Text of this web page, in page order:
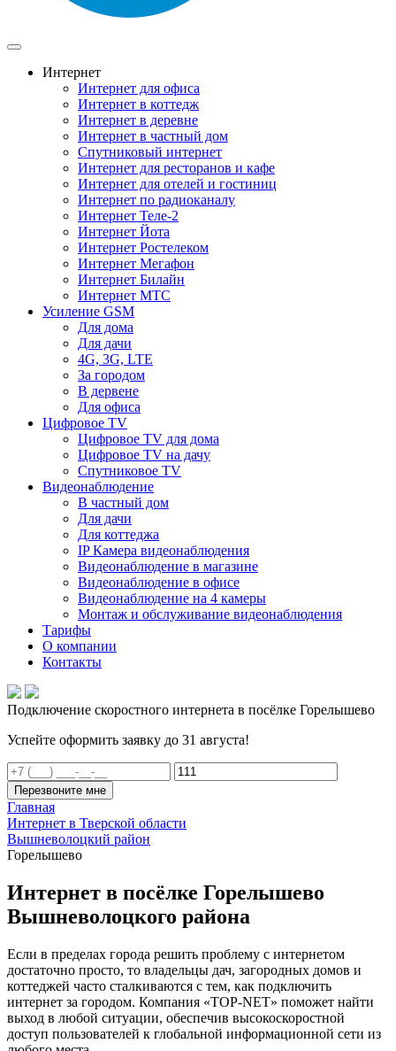
Интернет
Интернет для офиса
Интернет в коттедж
Интернет в деревне
Интернет в частный дом
Спутниковый интернет
Интернет для ресторанов и кафе
Интернет для отелей и гостиниц
Интернет по радиоканалу
Интернет Теле-2
Интернет Йота
Интернет Ростелеком
Интернет Мегафон
Интернет Билайн
Интернет МТС
Усиление GSM
Для дома
Для дачи
4G, 3G, LTE
За городом
В дервене
Для офиса
Цифровое TV
Цифровое TV для дома
Цифровое TV на дачу
Спутниковое TV
Видеонаблюдение
В частный дом
Для дачи
Для коттеджа
IP Камера видеонаблюдения
Видеонаблюдение в магазине
Видеонаблюдение в офисе
Видеонаблюдение на 4 камеры
Монтаж и обслуживание видеонаблюдения
Тарифы
О компании
Контакты
Подключение скоростного интернета в посёлке Горелышево
Успейте оформить заявку до 31 августа!
Перезвоните мне
Главная
Интернет в Тверской области
Вышневолоцкий район
Горелышево
Интернет в посёлке Горелышево
Вышневолоцкого района
Если в пределах города решить проблему с интернетом
достаточно просто, то владельцы дач, загородных домов и
коттеджей часто сталкиваются с тем, как подключить
интернет за городом. Компания «TOP-NET» поможет найти
выход в любой ситуации, обеспечив высокоскоростной
доступ пользователей к глобальной информационной сети из